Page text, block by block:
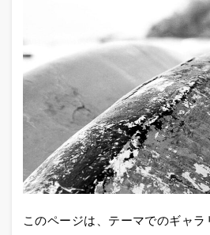
このページは、テーマでのギャ